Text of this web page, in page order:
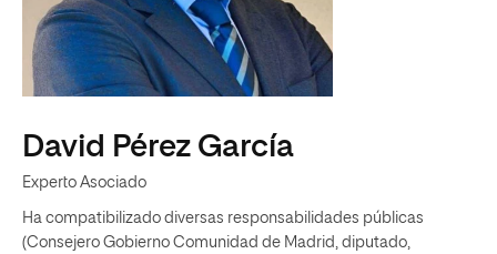
David Pérez García
Experto Asociado
Ha compatibilizado diversas responsabilidades públicas
(Consejero Gobierno Comunidad de Madrid, diputado,